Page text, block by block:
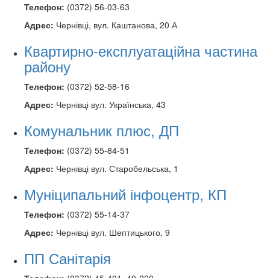
Телефон: (0372) 56-03-63
Адрес: Чернівці, вул. Каштанова, 20 А
Квартирно-експлуатаційна частина
району
Телефон: (0372) 52-58-16
Адрес: Чернівці вул. Українська, 43
Комунальник плюс, ДП
Телефон: (0372) 55-84-51
Адрес: Чернівці вул. Старобельська, 1
Муніципальний інфоцентр, КП
Телефон: (0372) 55-14-37
Адрес: Чернівці вул. Шептицького, 9
ПП Санітарія